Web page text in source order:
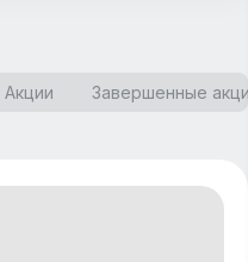
Акции Завершенные